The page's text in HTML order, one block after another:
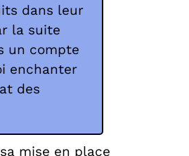
dans leur
la suite
un compte
enchanter
des
mise en place